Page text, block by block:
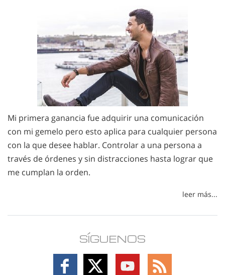
Mi primera ganancia fue adquirir una comunicación
con mi gemelo pero esto aplica para cualquier persona
con la que desee hablar. Controlar a una persona a
través de órdenes y sin distracciones hasta lograr que
me cumplan la orden.
leer más...
SÍGUENOS
Follow Follow
Follow
Follow